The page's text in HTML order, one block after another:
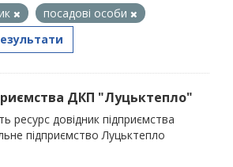
посадові особи
ДКП "Луцьктепло"
ресурс довідник підприємства
підприємство Луцьктепло